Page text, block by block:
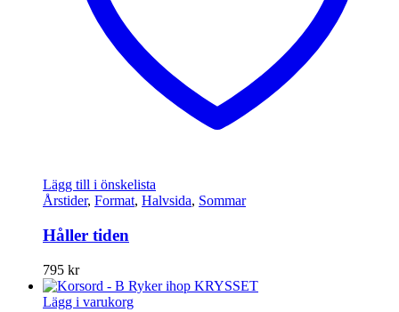
Lägg till i önskelista
Årstider, Format, Halvsida, Sommar
Håller tiden
795 kr
Lägg i varukorg